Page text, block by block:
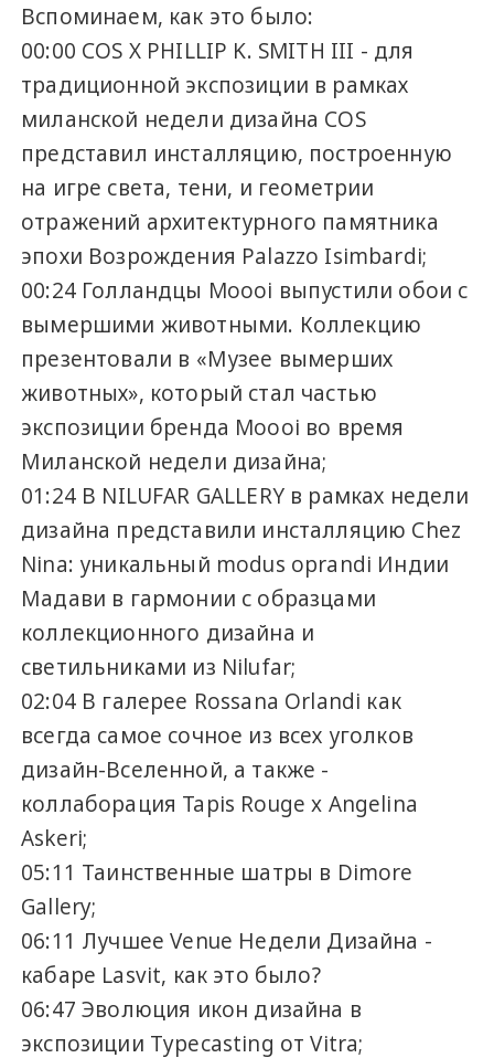
Вспоминаем, как это было:
00:00 COS X PHILLIP K. SMITH III - для
традиционной экспозиции в рамках
миланской недели дизайна COS
представил инсталляцию, построенную
на игре света, тени, и геометрии
отражений архитектурного памятника
эпохи Возрождения Palazzo Isimbardi;
00:24 Голландцы Moooi выпустили обои с
вымершими животными. Коллекцию
презентовали в «Музее вымерших
животных», который стал частью
экспозиции бренда Moooi во время
Миланской недели дизайна;
01:24 В NILUFAR GALLERY в рамках недели
дизайна представили инсталляцию Chez
Nina: уникальный modus oprandi Индии
Мадави в гармонии с образцами
коллекционного дизайна и
светильниками из Nilufar;
02:04 В галерее Rossana Orlandi как
всегда самое сочное из всех уголков
дизайн-Вселенной, а также -
коллаборация Tapis Rouge x Angelina
Askeri;
05:11 Таинственные шатры в Dimore
Gallery;
06:11 Лучшее Venue Недели Дизайна -
кабаре Lasvit, как это было?
06:47 Эволюция икон дизайна в
экспозиции Typecasting от Vitra;